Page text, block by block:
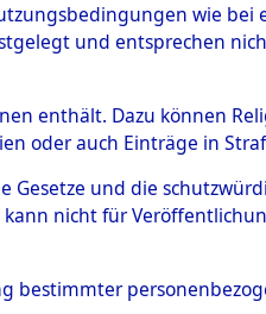
wie bei
und entsprechen
enthält. Dazu können
oder auch Einträge in
Gesetze und die
nicht für
bestimmter